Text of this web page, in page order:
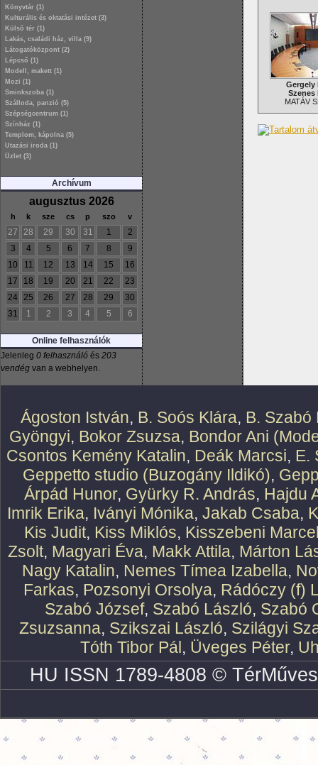
Könyvtár (1)
Kulturális és oktatási intézet (3)
Külsõ tér (1)
Lakás, családi ház, villa (9)
Látogatóközpont (2)
Lépcső (1)
Modell, makett (1)
Mozi (1)
Sminkszoba (1)
Szálloda, panzió (5)
Szépségcentrum (1)
Színház (1)
Templom, kápolna (5)
Utazási iroda (1)
Üzlet (3)
Archívum
augusztus 2026
h k sze cs p szo v
27 28 29 30 31 1
2
3
4 5 6 7 8
9
10
11 12 13 14 15
16
17
18 19 20 21 22
23
24
25 26 27 28 29
30
31
1 2 3 4 5 6
Online felhasználók
Jelenleg 0 felhasználó és 203
vendég van a webhelyen.
Gergely
Szenes
MATÁV
Ágoston István, B. Soós Klára, B. Szabó
Gyöngyi, Bokor Zsuzsa, Bondor Ani
Csontos Kemény Katalin, Deák Marcsi, E.
Geppetto studio (Buzogány Ildikó),
Árpád Hunor, Gyürky R. András, Hajdu
Imrik Erika, Iványi Mónika, Jakab Csaba,
Kis Judit, Kiss Miklós, Kisszebeni
Zsolt, Magyari Éva, Makk Attila, Márton
Nagy Katalin, Nemes Tímea Izabella,
Farkas, Pozsonyi Orsolya, Rádóczy (f)
Szabó József, Szabó László, Szabó
Zsuzsanna, Szikszai László, Szilágyi
Tóth Tibor Pál, Üveges Péter,
HU ISSN 1789-4808 ©